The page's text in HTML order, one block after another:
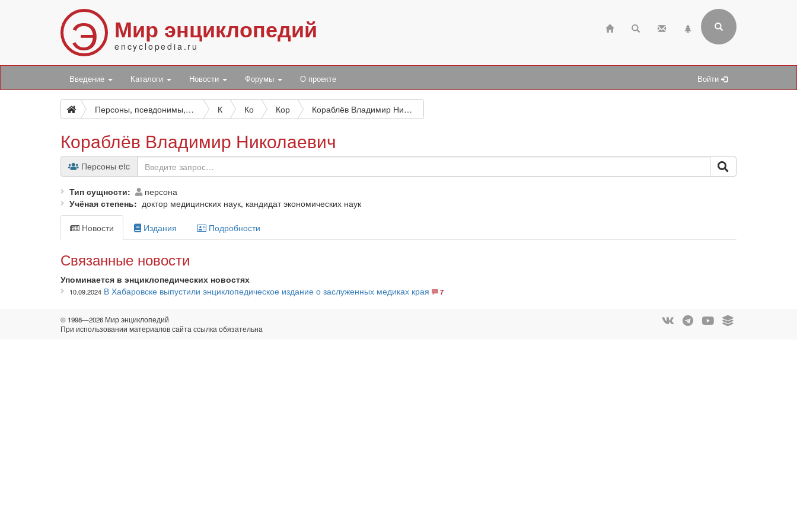
Э Мир энциклопедий
encyclopedia.ru
Введение Каталоги Новости Форумы О проекте Войти
Персоны, псевдонимы, персонажи и боты К Ко Кор Кораблёв Владимир Николаевич
Кораблёв Владимир Николаевич
Персоны etc
Тип сущности
персона
Учёная степень
доктор медицинских наук, кандидат экономических наук
Новости Издания Подробности
Связанные новости
Упоминается в энциклопедических новостях
10.09.2024 В Хабаровске выпустили энциклопедическое издание о заслуженных медиках края 7
© 1998—2026 Мир энциклопедий
При использовании материалов сайта ссылка обязательна